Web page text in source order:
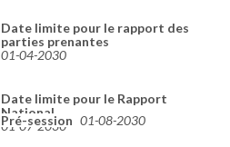
Date limite pour le rapport des
parties prenantes
01-04-2030
Date limite pour le Rapport
National
01-07-2030
Pré-session 01-08-2030